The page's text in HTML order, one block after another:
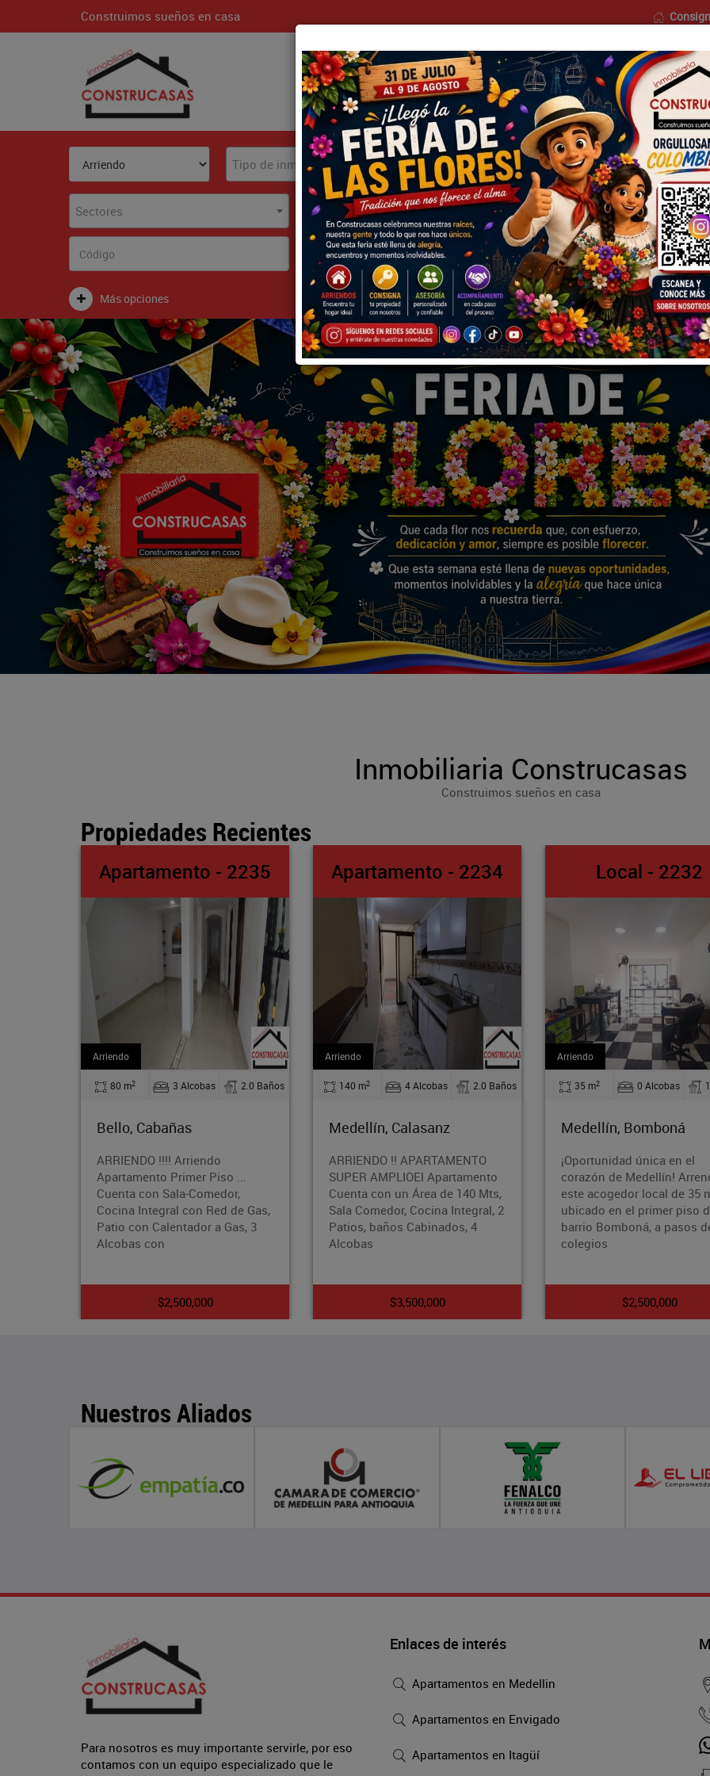
Construimos sueños en casa
Inicio Nosotros Formularios Blog Contáctenos
Tipo de inmueble Municipios Barrios
Sectores
Más opciones
Inmobiliaria Construcasas
Construimos sueños en casa
Propiedades Recientes
Apartamento - 2234
140 m 2 4 Alcobas 2.0 Baños
Medellín, Calasanz
ARRIENDO !! APARTAMENTO
SUPER AMPLIOEl Apartamento
Cuenta con un Área de 140 Mts,
Sala Comedor, Cocina Integral, 2
Patios, baños Cabinados, 4
Alcobas
$3,500,000
Local - 2232
Arriendo
35 m 0 Alcobas 1.0 Baños
Medellín, Bomboná
¡Oportunidad única en el
corazón de Medellín! Arrenda
este acogedor local de 35 m²
ubicado en el primer piso del
barrio Bomboná, a pasos de
colegios
$2,500,000
Apto-Loft -
Arriendo
35 m 1
Medellín, Belen
¿Buscas un espacio
para llamar hogar?
este cómodo Apto-
en el encantador
Belén, Medellín. Con
35
$1,290,000
Nuestros Aliados
Para nosotros es muy importante servirle, por eso
contamos con un equipo especializado que le
Enlaces de interés
Apartamentos en Medellin
Apartamentos en Envigado
Apartamentos en Itagüí